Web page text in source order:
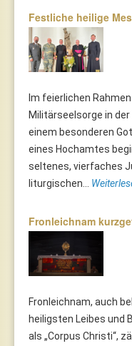
Festliche heilige
Im feierlichen
Militärseelsorge in
einem besonderen
eines Hochamtes
seltenes, vierfaches
liturgischen...
Fronleichnam
Fronleichnam, auch
heiligsten Leibes und
als „Corpus Christi“,